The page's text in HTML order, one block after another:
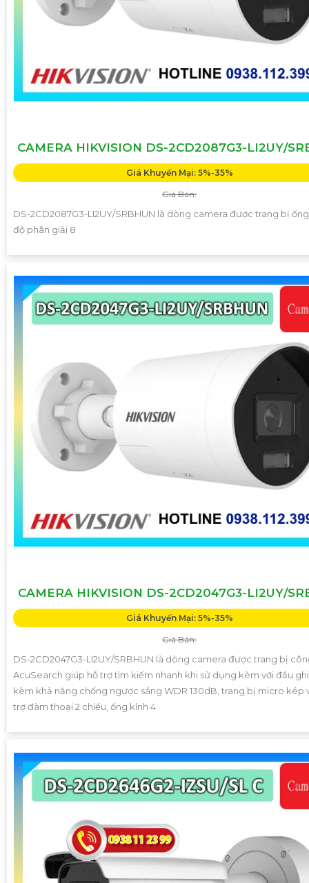
CAMERA HIKVISION DS-2CD2087G3-LI2UY/
Giá Khuyến Mại: 5%-35%
Giá Bán:
DS-2CD2087G3-LI2UY/SRBHUN là dòng camera được trang bị
độ phân giải 8
CAMERA HIKVISION DS-2CD2047G3-LI2UY/
Giá Khuyến Mại: 5%-35%
Giá Bán:
DS-2CD2047G3-LI2UY/SRBHUN là dòng camera được trang bị
AcuSearch giúp hỗ trợ tìm kiếm nhanh khi sử dụng kèm với đầu
kèm khả năng chống ngược sáng WDR 130dB, trang bị micro kép
trợ đàm thoại 2 chiều, ống kính 4